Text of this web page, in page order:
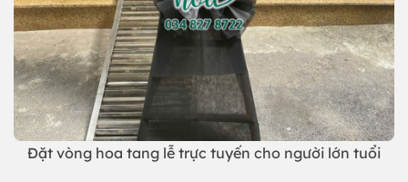
Đặt vòng hoa tang lễ trực tuyến cho người lớn tuổi